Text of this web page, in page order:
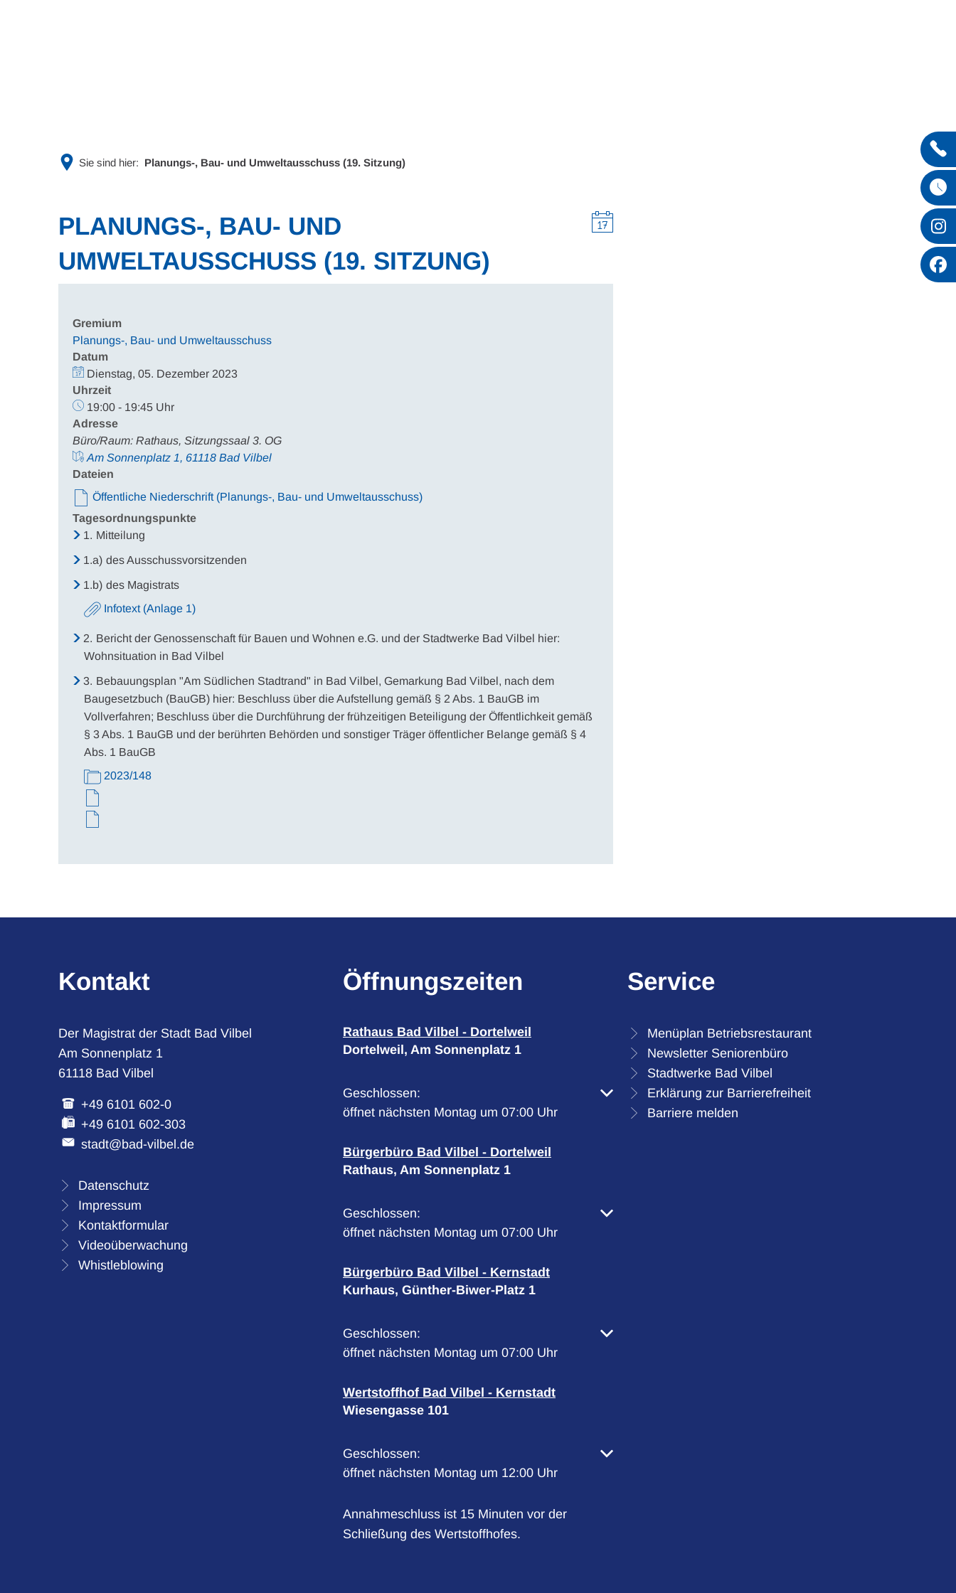
Sie sind hier: Planungs-, Bau- und Umweltausschuss (19. Sitzung)
PLANUNGS-, BAU- UND
UMWELTAUSSCHUSS (19. SITZUNG)
Gremium
Planungs-, Bau- und Umweltausschuss
Datum
Dienstag, 05. Dezember 2023
Uhrzeit
19:00 - 19:45 Uhr
Adresse
Büro/Raum: Rathaus, Sitzungssaal 3. OG
Am Sonnenplatz 1, 61118 Bad Vilbel
Dateien
Öffentliche Niederschrift (Planungs-, Bau- und Umweltausschuss)
Tagesordnungspunkte
1. Mitteilung
1.a) des Ausschussvorsitzenden
1.b) des Magistrats
Infotext (Anlage 1)
2. Bericht der Genossenschaft für Bauen und Wohnen e.G. und der Stadtwerke Bad Vilbel hier:
Wohnsituation in Bad Vilbel
3. Bebauungsplan "Am Südlichen Stadtrand" in Bad Vilbel, Gemarkung Bad Vilbel, nach dem
Baugesetzbuch (BauGB) hier: Beschluss über die Aufstellung gemäß § 2 Abs. 1 BauGB im
Vollverfahren; Beschluss über die Durchführung der frühzeitigen Beteiligung der Öffentlichkeit gemäß
§ 3 Abs. 1 BauGB und der berührten Behörden und sonstiger Träger öffentlicher Belange gemäß § 4
Abs. 1 BauGB
2023/148
Kontakt
Der Magistrat der Stadt Bad Vilbel
Am Sonnenplatz 1
61118 Bad Vilbel
+49 6101 602-0
+49 6101 602-303
stadt@bad-vilbel.de
Datenschutz
Impressum
Kontaktformular
Videoüberwachung
Whistleblowing
Öffnungszeiten
Rathaus Bad Vilbel - Dortelweil
Dortelweil, Am Sonnenplatz 1
Klicken, um weitere Öffnungs- oder Schließzeiten auszublenden
Geschlossen:
öffnet nächsten Montag um 07:00 Uhr
Bürgerbüro Bad Vilbel - Dortelweil
Rathaus, Am Sonnenplatz 1
Klicken, um weitere Öffnungs- oder Schließzeiten auszublenden
Geschlossen:
öffnet nächsten Montag um 07:00 Uhr
Bürgerbüro Bad Vilbel - Kernstadt
Kurhaus, Günther-Biwer-Platz 1
Klicken, um weitere Öffnungs- oder Schließzeiten auszublenden
Geschlossen:
öffnet nächsten Montag um 07:00 Uhr
Wertstoffhof Bad Vilbel - Kernstadt
Wiesengasse 101
Klicken, um weitere Öffnungs- oder Schließzeiten auszublenden
Geschlossen:
öffnet nächsten Montag um 12:00 Uhr
Annahmeschluss ist 15 Minuten vor der
Schließung des Wertstoffhofes.
Service
Menüplan Betriebsrestaurant
Newsletter Seniorenbüro
Stadtwerke Bad Vilbel
Erklärung zur Barrierefreiheit
Barriere melden